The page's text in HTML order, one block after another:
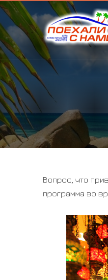
Вопрос, что
программа во